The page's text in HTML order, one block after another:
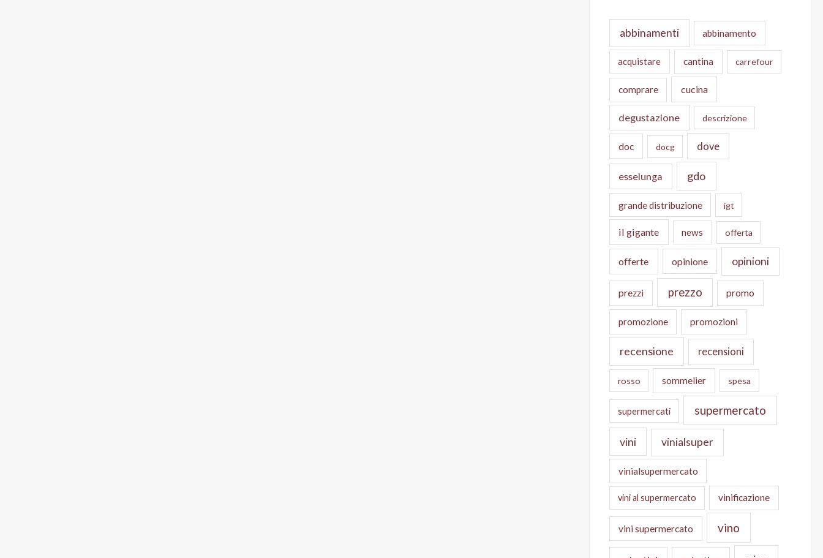
abbinamenti abbinamento
acquistare cantina carrefour
comprare cucina
degustazione descrizione
doc docg dove
esselunga gdo
grande distribuzione igt
il gigante news offerta
offerte opinione opinioni
prezzi prezzo promo
promozione promozioni
recensione recensioni
rosso sommelier spesa
supermercati supermercato
vini vinialsuper
vinialsupermercato
vini al supermercato vinificazione
vini supermercato vino